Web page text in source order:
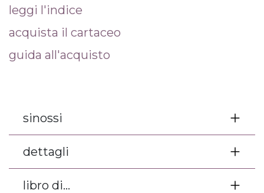
leggi l'indice
acquista il cartaceo
guida all'acquisto
sinossi
dettagli
libro di...